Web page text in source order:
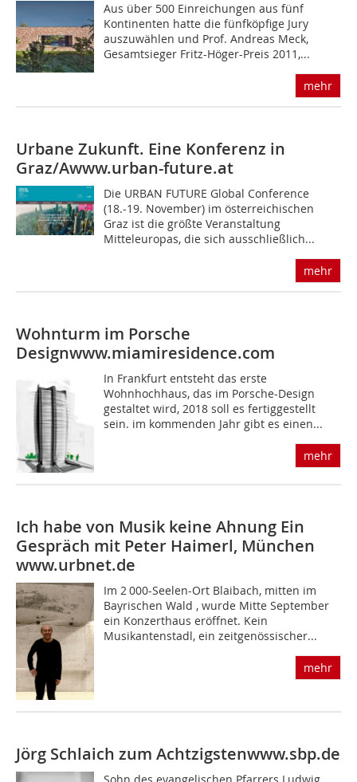
Aus über 500 Einreichungen aus fünf
Kontinenten hatte die fünfköpfige Jury
auszuwählen und Prof. Andreas Meck,
Gesamtsieger Fritz-Höger-Preis 2011,...
mehr
Urbane Zukunft. Eine Konferenz in
Graz/Awww.urban-future.at
Die URBAN FUTURE Global Conference
(18.-19. November) im österreichischen
Graz ist die größte Veranstaltung
Mitteleuropas, die sich ausschließlich...
mehr
Wohnturm im Porsche
Designwww.miamiresidence.com
In Frankfurt entsteht das erste
Wohnhochhaus, das im Porsche-Design
gestaltet wird, 2018 soll es fertiggestellt
sein. im kommenden Jahr gibt es einen...
mehr
Ich habe von Musik keine Ahnung Ein
Gespräch mit Peter Haimerl, München
www.urbnet.de
Im 2 000-Seelen-Ort Blaibach, mitten im
Bayrischen Wald , wurde Mitte September
ein Konzerthaus eröffnet. Kein
Musikantenstadl, ein zeitgenössischer...
mehr
Jörg Schlaich zum Achtzigstenwww.sbp.de